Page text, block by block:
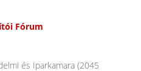
Fórum
és Iparkamara (2045